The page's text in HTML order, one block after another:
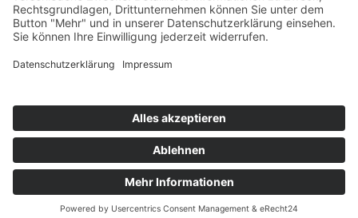
Kontakt Newsletter AGB Datenschutz
Cookie Einstellungen